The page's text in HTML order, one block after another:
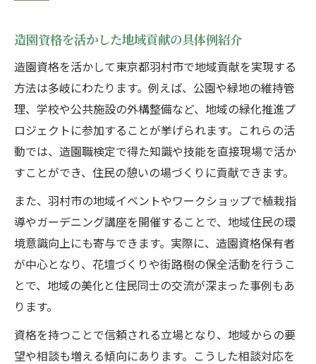
造園資格を活かした地域貢献の具体例紹介
造園資格を活かして東京都羽村市で地域貢献を実現する
方法は多岐にわたります。例えば、公園や緑地の維持管
理、学校や公共施設の外構整備など、地域の緑化推進プ
ロジェクトに参加することが挙げられます。これらの活
動では、造園職検定で得た知識や技能を直接現場で活か
すことができ、住民の憩いの場づくりに貢献できます。
また、羽村市の地域イベントやワークショップで植栽指
導やガーデニング講座を開催することで、地域住民の環
境意識向上にも寄与できます。実際に、造園資格保有者
が中心となり、花壇づくりや街路樹の保全活動を行うこ
とで、地域の美化と住民同士の交流が深まった事例もあ
ります。
資格を持つことで信頼される立場となり、地域からの要
望や相談も増える傾向にあります。こうした相談対応を